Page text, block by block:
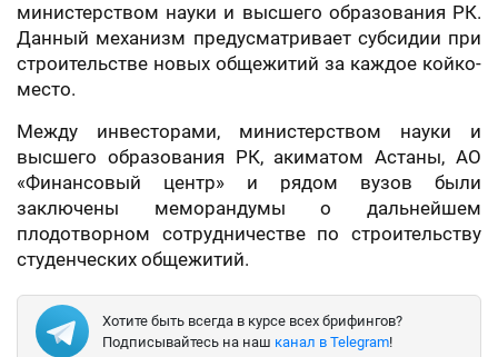
министерством науки и высшего образования РК.
Данный механизм предусматривает субсидии при
строительстве новых общежитий за каждое койко-
место.
Между инвесторами, министерством науки и
высшего образования РК, акиматом Астаны, АО
«Финансовый центр» и рядом вузов были
заключены меморандумы о дальнейшем
плодотворном сотрудничестве по строительству
студенческих общежитий.
Хотите быть всегда в курсе всех брифингов?
Подписывайтесь на наш канал в Telegram!